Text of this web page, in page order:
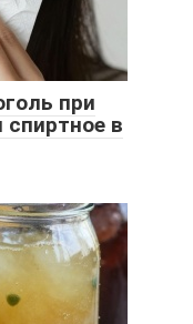
при
спиртное в